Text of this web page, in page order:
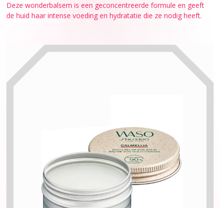
Deze wonderbalsem is een geconcentreerde formule en geeft
de huid haar intense voeding en hydratatie die ze nodig heeft.